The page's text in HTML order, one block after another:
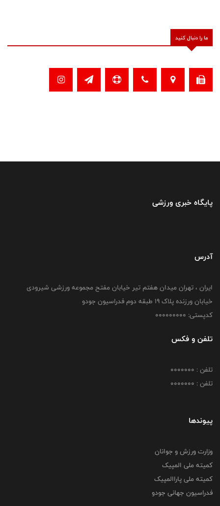
ما را دنبال کنید
پایگاه خبری ورزشی
آدرس
ایران ، تهران میدان هفتم تیر خیابان مفتح مجموعه ورزشی شیرودی
خیابان ورزنده پلاک ۱۹ طبقه دوم فدراسیون جودو
کدپستی: 000000000
تلفن و فکس
تلفن : 0000000
تلفن : 0000000
پیوندها
وزارت ورزش و جوانان
کمیته ملی المپیک
کمیته ملی پاراالمپیک
فدراسیون جهانی جودو